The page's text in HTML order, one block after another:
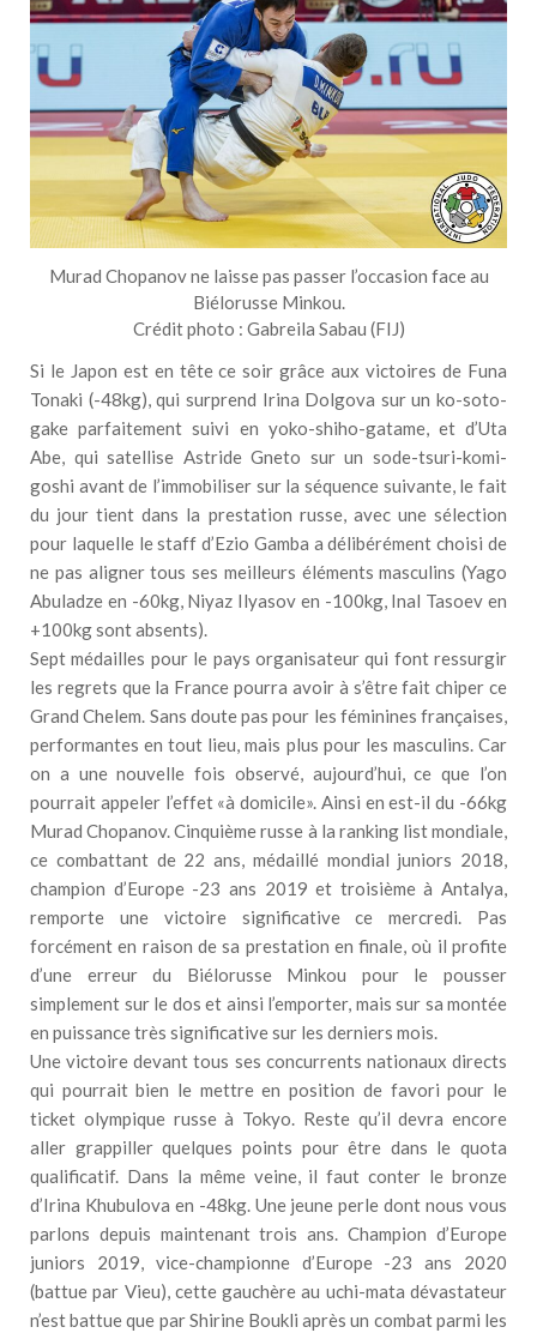
Murad Chopanov ne laisse pas passer l’occasion face au
Biélorusse Minkou.
Crédit photo : Gabreila Sabau (FIJ)
Si le Japon est en tête ce soir grâce aux victoires de Funa
Tonaki (-48kg), qui surprend Irina Dolgova sur un ko-soto-
gake parfaitement suivi en yoko-shiho-gatame, et d’Uta
Abe, qui satellise Astride Gneto sur un sode-tsuri-komi-
goshi avant de l’immobiliser sur la séquence suivante, le fait
du jour tient dans la prestation russe, avec une sélection
pour laquelle le staff d’Ezio Gamba a délibérément choisi de
ne pas aligner tous ses meilleurs éléments masculins (Yago
Abuladze en -60kg, Niyaz Ilyasov en -100kg, Inal Tasoev en
+100kg sont absents).
Sept médailles pour le pays organisateur qui font ressurgir
les regrets que la France pourra avoir à s’être fait chiper ce
Grand Chelem. Sans doute pas pour les féminines françaises,
performantes en tout lieu, mais plus pour les masculins. Car
on a une nouvelle fois observé, aujourd’hui, ce que l’on
pourrait appeler l’effet «à domicile». Ainsi en est-il du -66kg
Murad Chopanov. Cinquième russe à la ranking list mondiale,
ce combattant de 22 ans, médaillé mondial juniors 2018,
champion d’Europe -23 ans 2019 et troisième à Antalya,
remporte une victoire significative ce mercredi. Pas
forcément en raison de sa prestation en finale, où il profite
d’une erreur du Biélorusse Minkou pour le pousser
simplement sur le dos et ainsi l’emporter, mais sur sa montée
en puissance très significative sur les derniers mois.
Une victoire devant tous ses concurrents nationaux directs
qui pourrait bien le mettre en position de favori pour le
ticket olympique russe à Tokyo. Reste qu’il devra encore
aller grappiller quelques points pour être dans le quota
qualificatif. Dans la même veine, il faut conter le bronze
d’Irina Khubulova en -48kg. Une jeune perle dont nous vous
parlons depuis maintenant trois ans. Champion d’Europe
juniors 2019, vice-championne d’Europe -23 ans 2020
(battue par Vieu), cette gauchère au uchi-mata dévastateur
n’est battue que par Shirine Boukli après un combat parmi les